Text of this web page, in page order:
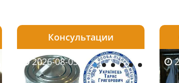
2026-08-05 2026-08-04
2026-08-04 2026-
Консультации
2026-08-05
2026-07-30